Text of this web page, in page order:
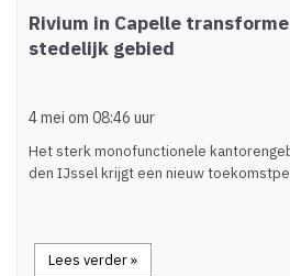
Rivium in Capelle
stedelijk gebied
4 mei om 08:46 uur
Het sterk monofunctionele
den IJssel krijgt een nieuw
Lees verder »